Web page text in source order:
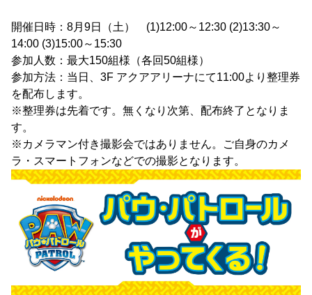
開催日時：8月9日（土） (1)12:00～12:30 (2)13:30～
14:00 (3)15:00～15:30
参加人数：最大150組様（各回50組様）
参加方法：当日、3F アクアアリーナにて11:00より整理券
を配布します。
※整理券は先着です。無くなり次第、配布終了となりま
す。
※カメラマン付き撮影会ではありません。ご自身のカメ
ラ・スマートフォンなどでの撮影となります。